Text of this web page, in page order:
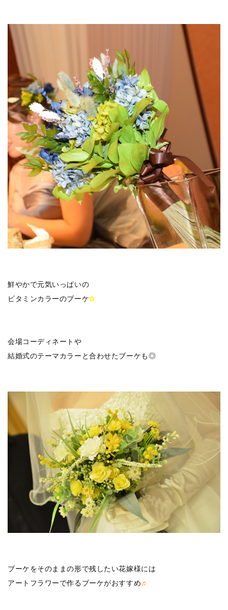
鮮やかで元気いっぱいの
ビタミンカラーのブーケ✿
会場コーディネートや
結婚式のテーマカラーと合わせたブーケも◎
ブーケをそのままの形で残したい花嫁様には
アートフラワーで作るブーケがおすすめ♬